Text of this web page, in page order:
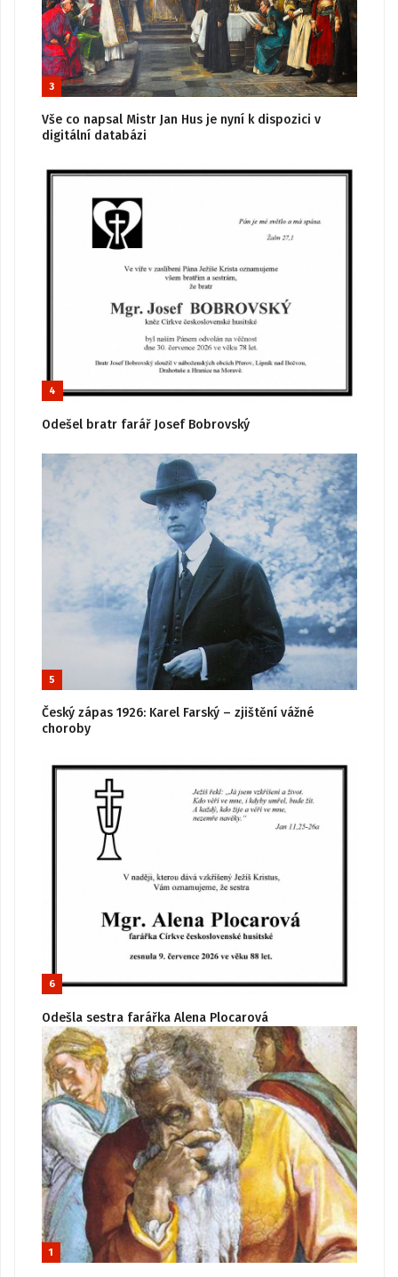
3
Vše co napsal Mistr Jan Hus je nyní k dispozici v
digitální databázi
4
Odešel bratr farář Josef Bobrovský
5
Český zápas 1926: Karel Farský – zjištění vážné
choroby
6
Odešla sestra farářka Alena Plocarová
1